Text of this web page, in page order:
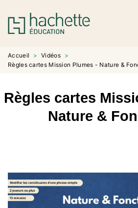
MENU RECHERCHE
PIED DE PAGE
Accueil > Vidéos
>
Règles cartes Mission Plumes - Nature &
Règles cartes
Nature &